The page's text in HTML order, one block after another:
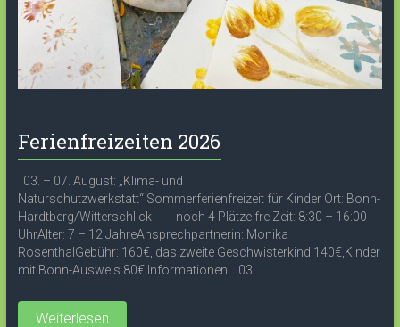
Ferienfreizeiten 2026
03. – 07. August: „Klima- und
Naturschutzwerkstatt“ Sommerferienfreizeit für Kinder Ort: Bonn-
Hardtberg/Witterschlick noch 4 Plätze freiZeit: 8:30 – 16:00
UhrAlter: 7 – 12 JahreAnsprechpartnerin: Monika
RosenthalGebühr: 160€, das zweite Geschwisterkind 140€,Kinder
mit Bonn-Ausweis 80€ Informationen 03....
Weiterlesen